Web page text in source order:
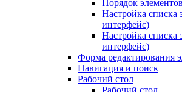
Порядок
Настройка списка
интерфейс)
Настройка списка
интерфейс)
Форма редактирования
Навигация и поиск
Рабочий стол
Рабочий стол